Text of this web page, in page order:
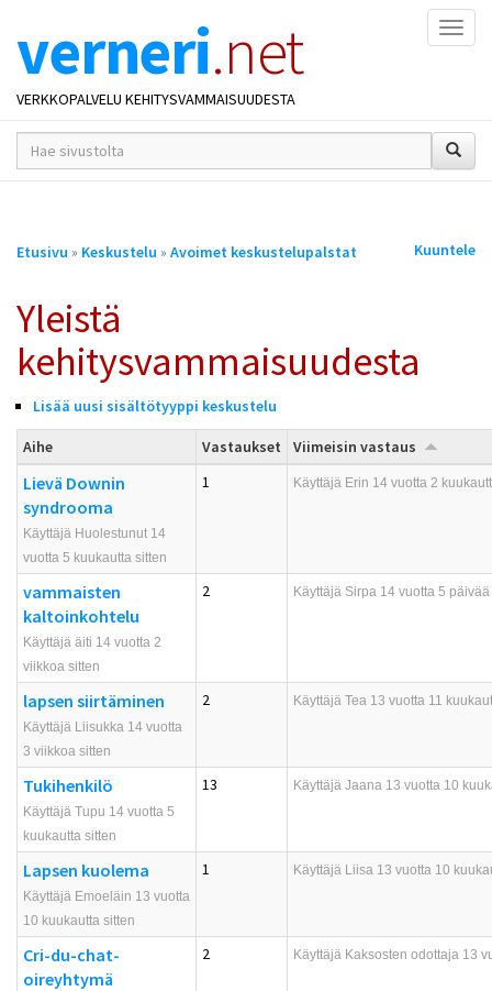
verneri.net
VERKKOPALVELU KEHITYSVAMMAISUUDESTA
hakusana(t)
*
Olet
Etusivu » Keskustelu » Avoimet keskustelupalstat Kuuntele
Yleistä
kehitysvammaisuudesta
Lisää uusi sisältötyyppi keskustelu
Aihe Vastaukset Viimeisin vastaus
Lievä Downin
syndrooma
Käyttäjä Huolestunut 14
vuotta 5 kuukautta sitten
1 Käyttäjä Erin 14 vuotta 2
vammaisten
kaltoinkohtelu
Käyttäjä äiti 14 vuotta 2
viikkoa sitten
2 Käyttäjä Sirpa 14 vuotta 5
lapsen siirtäminen
Käyttäjä Liisukka 14 vuotta
3 viikkoa sitten
2 Käyttäjä Tea 13 vuotta 11
Tukihenkilö
Käyttäjä Tupu 14 vuotta 5
kuukautta sitten
13 Käyttäjä Jaana 13 vuotta 10
Lapsen kuolema
Käyttäjä Emoeläin 13 vuotta
10 kuukautta sitten
1 Käyttäjä Liisa 13 vuotta 10
Cri-du-chat-
oireyhtymä
2 Käyttäjä Kaksosten odottaja 13